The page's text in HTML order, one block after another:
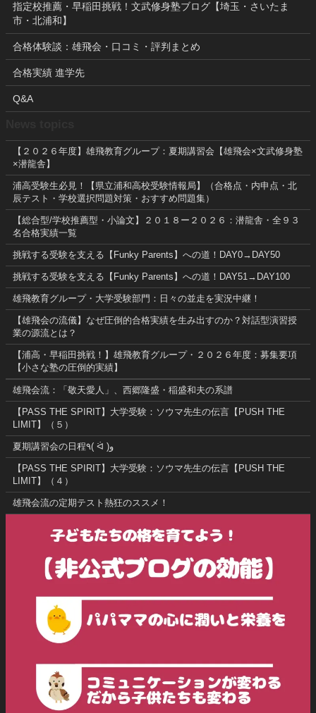
指定校推薦・早稲田挑戦！文武修身塾ブログ【埼玉・さいたま
市・北浦和】
合格体験談：雄飛会・口コミ・評判まとめ
合格実績 進学先
Q&A
【２０２６年度】雄飛教育グループ：夏期講習会【雄飛会×文武修身塾
×潜龍舎】
浦高受験生必見！【県立浦和高校受験情報局】（合格点・内申点・北
辰テスト・学校選択問題対策・おすすめ問題集）
【総合型/学校推薦型・小論文】２０１８ー２０２６：潜龍舎・全９３
名合格実績一覧
挑戦する受験を支える【Funky Parents】への道！DAY0→DAY50
挑戦する受験を支える【Funky Parents】への道！DAY51→DAY100
雄飛教育グループ・大学受験部門：日々の並走を実況中継！
【雄飛会の流儀】なぜ圧倒的合格実績を生み出すのか？対話型演習授
業の源流とは？
【浦高・早稲田挑戦！】雄飛教育グループ・２０２６年度：募集要項
【小さな塾の圧倒的実績】
雄飛会流：「敬天愛人」、西郷隆盛・稲盛和夫の系譜
【PASS THE SPIRIT】大学受験：ソウマ先生の伝言【PUSH THE
LIMIT】（５）
夏期講習会の日程٩( ᐛ )و
【PASS THE SPIRIT】大学受験：ソウマ先生の伝言【PUSH THE
LIMIT】（４）
雄飛会流の定期テスト熱狂のススメ！